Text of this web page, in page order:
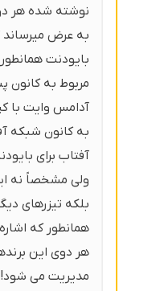
نوشته شده هر
به عرض میرساند
بایودنت
مربوط به کانون
آدامس وایت با
به کانون شبکه
آفتاب برای
ولی مشخصاً نه
بلکه تیزرهای
همانطور که
هر دوی این
مدیریت می شود!